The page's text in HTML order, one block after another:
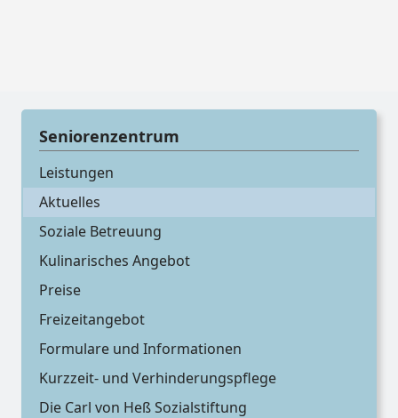
Seniorenzentrum
Leistungen
Aktuelles
Soziale Betreuung
Kulinarisches Angebot
Preise
Freizeitangebot
Formulare und Informationen
Kurzzeit- und Verhinderungspflege
Die Carl von Heß Sozialstiftung